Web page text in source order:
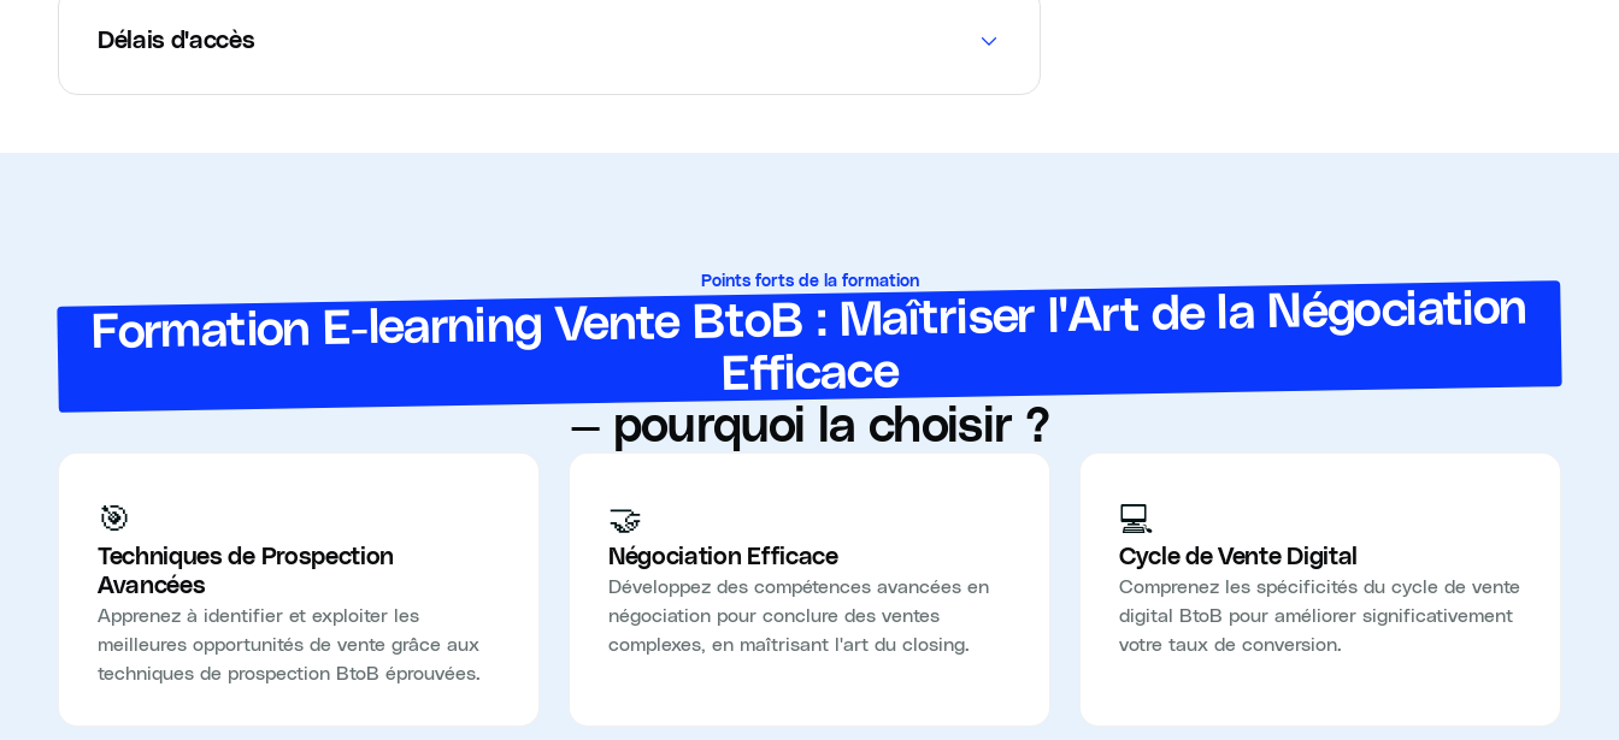
Délais d'accès
Points forts de la formation
Formation E-learning Vente BtoB : Maîtriser l'Art de la Négociation
Efficace
— pourquoi la choisir ?
🎯
Techniques de Prospection
Avancées
Apprenez à identifier et exploiter les
meilleures opportunités de vente grâce aux
techniques de prospection BtoB éprouvées.
🤝
Négociation Efficace
Développez des compétences avancées en
négociation pour conclure des ventes
complexes, en maîtrisant l'art du closing.
💻
Cycle de Vente Digital
Comprenez les spécificités du cycle de vente
digital BtoB pour améliorer significativement
votre taux de conversion.